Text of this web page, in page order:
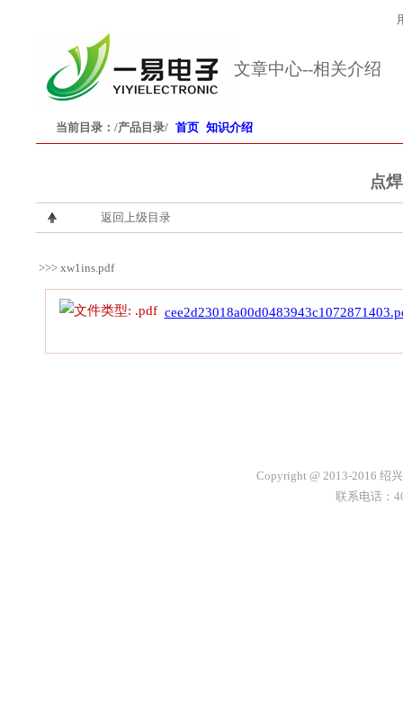
文章中心--相关介绍
当前目录： /产品目录/ 首页 知识介绍
点
返回上级目录
>>> xw1ins.pdf
Copyright @ 2013-2016 绍
联系电话：